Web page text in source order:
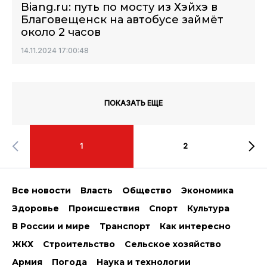
Biang.ru: путь по мосту из Хэйхэ в
Благовещенск на автобусе займёт
около 2 часов
14.11.2024 17:00:48
ПОКАЗАТЬ ЕЩЕ
1 2
Все новости Власть Общество
Экономика
Здоровье
Происшествия Спорт
Культура
В России и мире
Транспорт
Как интересно
ЖКХ
Строительство
Сельское хозяйство
Армия
Погода
Наука и технологии